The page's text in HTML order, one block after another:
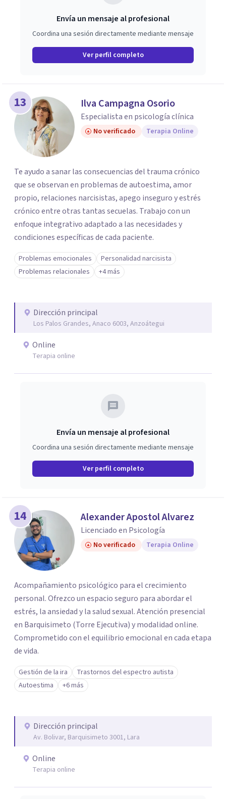
Envía un mensaje al profesional
Coordina una sesión directamente mediante mensaje
Ver perfil completo
13 Ilva Campagna Osorio
Especialista en psicología clínica
No verificado Terapia Online
Te ayudo a sanar las consecuencias del trauma crónico
que se observan en problemas de autoestima, amor
propio, relaciones narcisistas, apego inseguro y estrés
crónico entre otras tantas secuelas. Trabajo con un
enfoque integrativo adaptado a las necesidades y
condiciones específicas de cada paciente.
Problemas emocionales
Personalidad narcisista
Problemas relacionales
+4 más
Dirección principal
Los Palos Grandes, Anaco 6003, Anzoátegui
Online
Terapia online
Envía un mensaje al profesional
Coordina una sesión directamente mediante mensaje
Ver perfil completo
14 Alexander Apostol Alvarez
Licenciado en Psicología
No verificado Terapia Online
Acompañamiento psicológico para el crecimiento
personal. Ofrezco un espacio seguro para abordar el
estrés, la ansiedad y la salud sexual. Atención presencial
en Barquisimeto (Torre Ejecutiva) y modalidad online.
Comprometido con el equilibrio emocional en cada etapa
de vida.
Gestión de la ira
Trastornos del espectro autista
Autoestima
+6 más
Dirección principal
Av. Bolivar, Barquisimeto 3001, Lara
Online
Terapia online